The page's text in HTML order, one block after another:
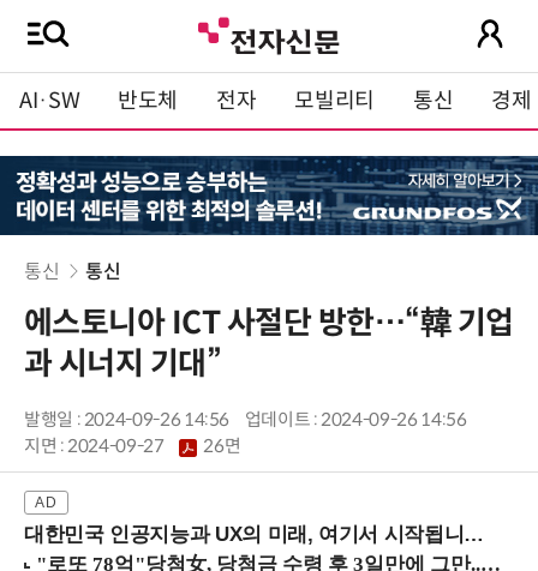
AI·SW 반도체 전자 모빌리티 통신 경제
통신 통신
에스토니아 ICT 사절단 방한…“韓 기업
과 시너지 기대”
발행일 : 2024-09-26 14:56
업데이트 : 2024-09-26 14:56
지면 :2024-09-27 26면
대한민국 인공지능과 UX의 미래, 여기서 시작됩니다! (9/2 강남역)